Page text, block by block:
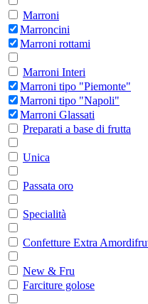
Marroni
Marroncini
Marroni rottami
Marroni Interi
Marroni tipo "Piemonte"
Marroni tipo "Napoli"
Marroni Glassati
Preparati a base di frutta
Unica
Passata oro
Specialità
Confetture Extra
New & Fru
Farciture golose